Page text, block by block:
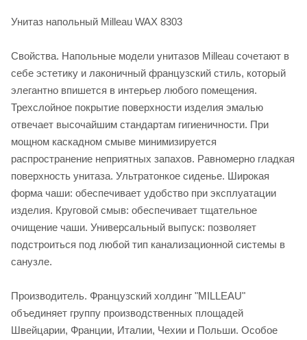
Унитаз напольный Milleau WAX 8303
Свойства. Напольные модели унитазов Milleau сочетают в
себе эстетику и лаконичный французский стиль, который
элегантно впишется в интерьер любого помещения.
Трехслойное покрытие поверхности изделия эмалью
отвечает высочайшим стандартам гигиеничности. При
мощном каскадном смыве минимизируется
распространение неприятных запахов. Равномерно гладкая
поверхность унитаза. Ультратонкое сиденье. Широкая
форма чаши: обеспечивает удобство при эксплуатации
изделия. Круговой смыв: обеспечивает тщательное
очищение чаши. Универсальный выпуск: позволяет
подстроиться под любой тип канализационной системы в
санузле.
Производитель. Французский холдинг "MILLEAU"
объединяет группу производственных площадей
Швейцарии, Франции, Италии, Чехии и Польши. Особое